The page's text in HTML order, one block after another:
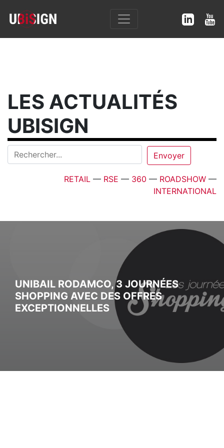
LES ACTUALITÉS
UBISIGN
RETAIL — RSE — 360 — ROADSHOW —
INTERNATIONAL
UNIBAIL RODAMCO, 3 JOURNÉES
SHOPPING AVEC DES OFFRES
EXCEPTIONNELLES